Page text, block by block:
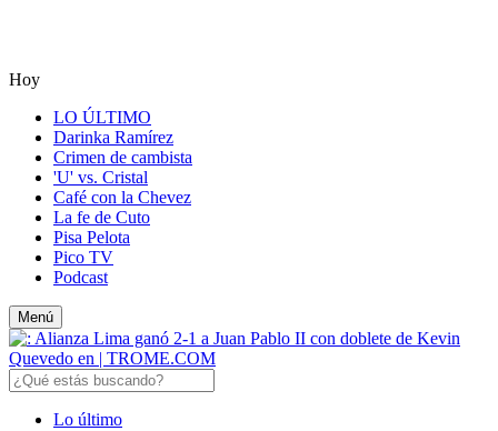
Hoy
LO ÚLTIMO
Darinka Ramírez
Crimen de cambista
'U' vs. Cristal
Café con la Chevez
La fe de Cuto
Pisa Pelota
Pico TV
Podcast
Menú
Lo último